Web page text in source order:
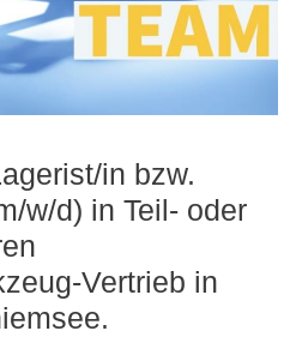
in bzw.
w/d) in Teil- oder
Vertrieb in